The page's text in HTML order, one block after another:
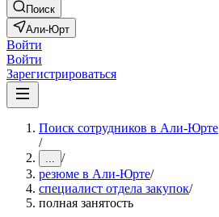
Поиск
Али-Юрт
Войти
Войти
Зарегистрироваться
Поиск сотрудников в Али-Юрте
/
... /
резюме в Али-Юрте/
специалист отдела закупок/
полная занятость